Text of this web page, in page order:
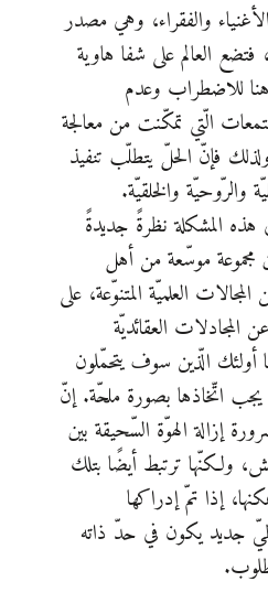
والفقراء، وهي مصدر
فتضع العالم على شفا هاوية
للاضطراب وعدم
الّتي تمكّنت من معالجة
فإنّ الحلّ يتطلّب تنفيذ
والرّوحيّة والخلقيّة.
هذه المشكلة نظرةً جديدةً
مجموعة موسّعة من أهل
العلميّة المتنوّعة، على
المجادلات العقائديّة
أولئك الّذين سوف يتحمّلون
يجب اتّخاذها بصورة ملحّة. إنّ
إزالة الهوّة السّحيقة بين
ولكنّها ترتبط أيضًا بتلك
إذا تمّ إدراكها
جديد يكون في حدّ ذاته